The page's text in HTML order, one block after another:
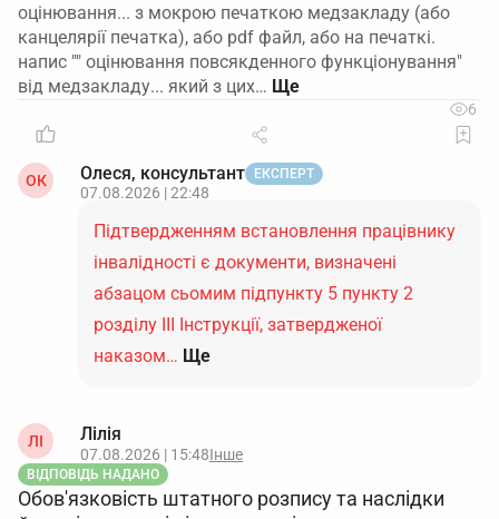
оцінювання... з мокрою печаткою медзакладу (або
канцелярії печатка), або pdf файл, або на печаткі.
напис "" оцінювання повсякденного функціонування"
від медзакладу... який з цих…
6
ОК Олеся, консультант ЕКСПЕРТ
07.08.2026 | 22:48
Підтвердженням встановлення працівнику
інвалідності є документи, визначені
абзацом сьомим підпункту 5 пункту 2
розділу ІІІ Інструкції, затвердженої
наказом… Ще
ЛІ Лілія
07.08.2026 | 15:48Інше
ВІДПОВІДЬ НАДАНО
Обов'язковість штатного розпису та наслідки